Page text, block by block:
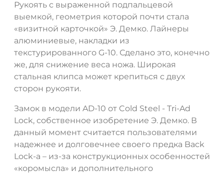
Рукоять с выраженной подпальцевой
выемкой, геометрия которой почти стала
«визитной карточкой» Э. Демко. Лайнеры
алюминиевые, накладки из
текстурированного G-10. Сделано это, конечно
же, для снижение веса ножа. Широкая
стальная клипса может крепиться с двух
сторон рукояти.
Замок в модели AD-10 от Cold Steel - Tri-Ad
Lock, собственное изобретение Э. Демко. В
данный момент считается пользователями
надежнее и долговечнее своего предка Back
Lock-а – из-за конструкционных особенностей
«коромысла» и дополнительного